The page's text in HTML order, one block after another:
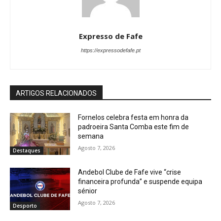
Expresso de Fafe
https://expressodefafe.pt
ARTIGOS RELACIONADOS
Destaques
Fornelos celebra festa em honra da
padroeira Santa Comba este fim de
semana
Agosto 7, 2026
Desporto
Andebol Clube de Fafe vive “crise
financeira profunda” e suspende equipa
sénior
Agosto 7, 2026